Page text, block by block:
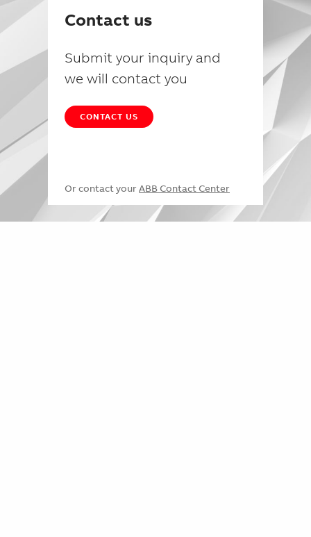
Contact us
Submit your inquiry and
we will contact you
CONTACT US
Or contact your ABB Contact Center